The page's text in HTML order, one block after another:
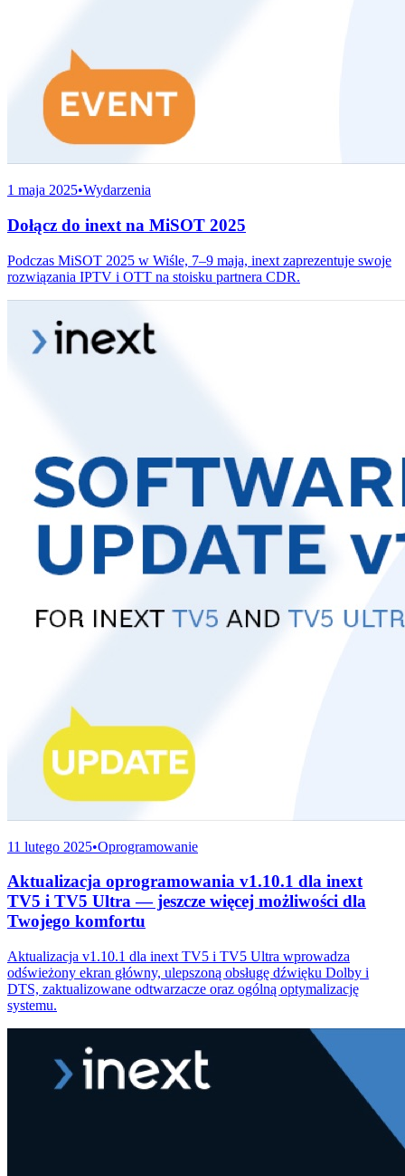
1 maja 2025•Wydarzenia
Dołącz do inext na MiSOT 2025
Podczas MiSOT 2025 w Wiśle, 7–9 maja, inext zaprezentuje swoje
rozwiązania IPTV i OTT na stoisku partnera CDR.
11 lutego 2025•Oprogramowanie
Aktualizacja oprogramowania v1.10.1 dla inext
TV5 i TV5 Ultra — jeszcze więcej możliwości dla
Twojego komfortu
Aktualizacja v1.10.1 dla inext TV5 i TV5 Ultra wprowadza
odświeżony ekran główny, ulepszoną obsługę dźwięku Dolby i
DTS, zaktualizowane odtwarzacze oraz ogólną optymalizację
systemu.